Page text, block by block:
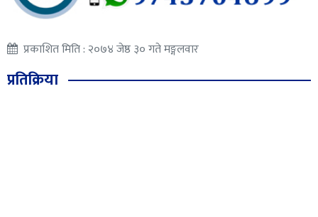
प्रकाशित मिति : २०७४ जेष्ठ ३० गते मङ्गलवार
प्रतिक्रिया